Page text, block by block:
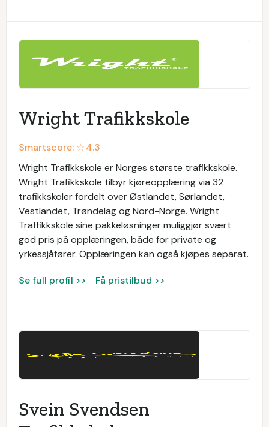
Wright Trafikkskole
Smartscore: ☆4.3
Wright Trafikkskole er Norges største trafikkskole.
Wright Trafikkskole tilbyr kjøreopplæring via 32
trafikkskoler fordelt over Østlandet, Sørlandet,
Vestlandet, Trøndelag og Nord-Norge. Wright
Traffikkskole sine pakkeløsninger muliggjør svært
god pris på opplæringen, både for private og
yrkessjåfører. Opplæringen kan også kjøpes separat.
Se full profil >> Få pristilbud >>
Svein Svendsen